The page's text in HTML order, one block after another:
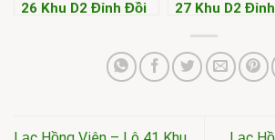
26 Khu D2 Đỉnh Đồi
27 Khu D2